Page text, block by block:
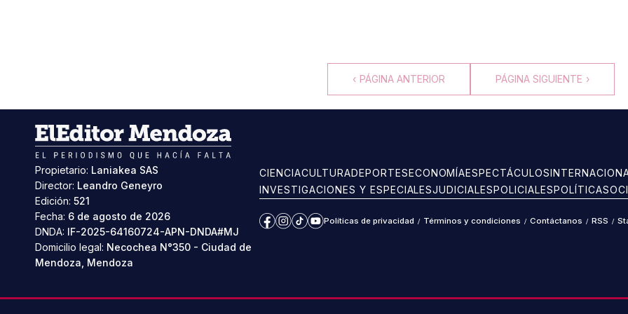
‹ PÁGINA ANTERIOR PÁGINA SIGUIENTE ›
Propietario: Laniakea SAS
Director: Leandro Geneyro
Edición: 521
Fecha: 6 de agosto de 2026
DNDA: IF-2025-64160724-APN-DNDA#MJ
Domicilio legal: Necochea N°350 - Ciudad de
Mendoza, Mendoza
CIENCIACULTURADEPORTESECONOMÍAESPECTÁCULOS
INVESTIGACIONES Y ESPECIALESJUDICIALESPOLICIALESPOLÍTICA
Facebook
Instagram
TikTokYouTube
Políticas de privacidad / Términos y condiciones / Contáctanos / RSS /